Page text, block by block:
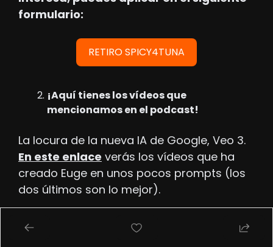
formulario:
RETIRO SPICY4TUNA
¡Aquí tienes los vídeos que
mencionamos en el podcast!
En este enlace verás los vídeos que ha
creado Euge en unos pocos prompts (los
dos últimos son lo mejor).